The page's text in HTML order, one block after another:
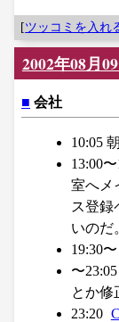
[ツッコミを入れ
2002年08月
■ 会社
10:05
13:00
室へメ
ス登録
いのだ
19:30
〜
とか修
23:20